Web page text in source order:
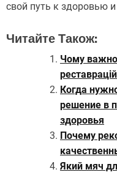
свой путь к здоровью
Читайте Також:
Чому важно
Когда
решение в
здоровья
Почему
Який мяч